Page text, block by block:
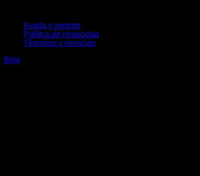
Ayuda y soporte
Política de privacidad
Términos y servicios
Blog